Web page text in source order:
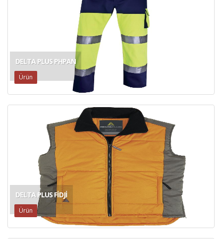
DELTA PLUS PHPAN
Ürün
DELTA PLUS FIDJI
Ürün